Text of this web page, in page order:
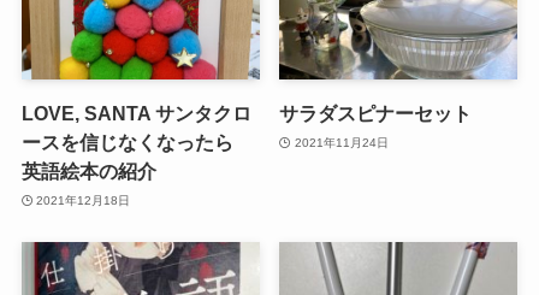
LOVE, SANTA サンタクロ
ースを信じなくなったら
英語絵本の紹介
2021年12月18日
サラダスピナーセット
2021年11月24日